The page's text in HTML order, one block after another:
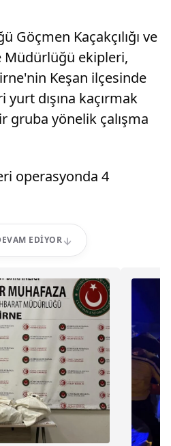
Göçmen Kaçakçılığı ve
Müdürlüğü ekipleri,
Keşan ilçesinde
dışına kaçırmak
gruba yönelik çalışma
operasyonda 4
EDIYOR